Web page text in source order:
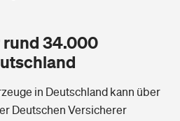
rund 34.000
in Deutschland kann über
Deutschen Versicherer